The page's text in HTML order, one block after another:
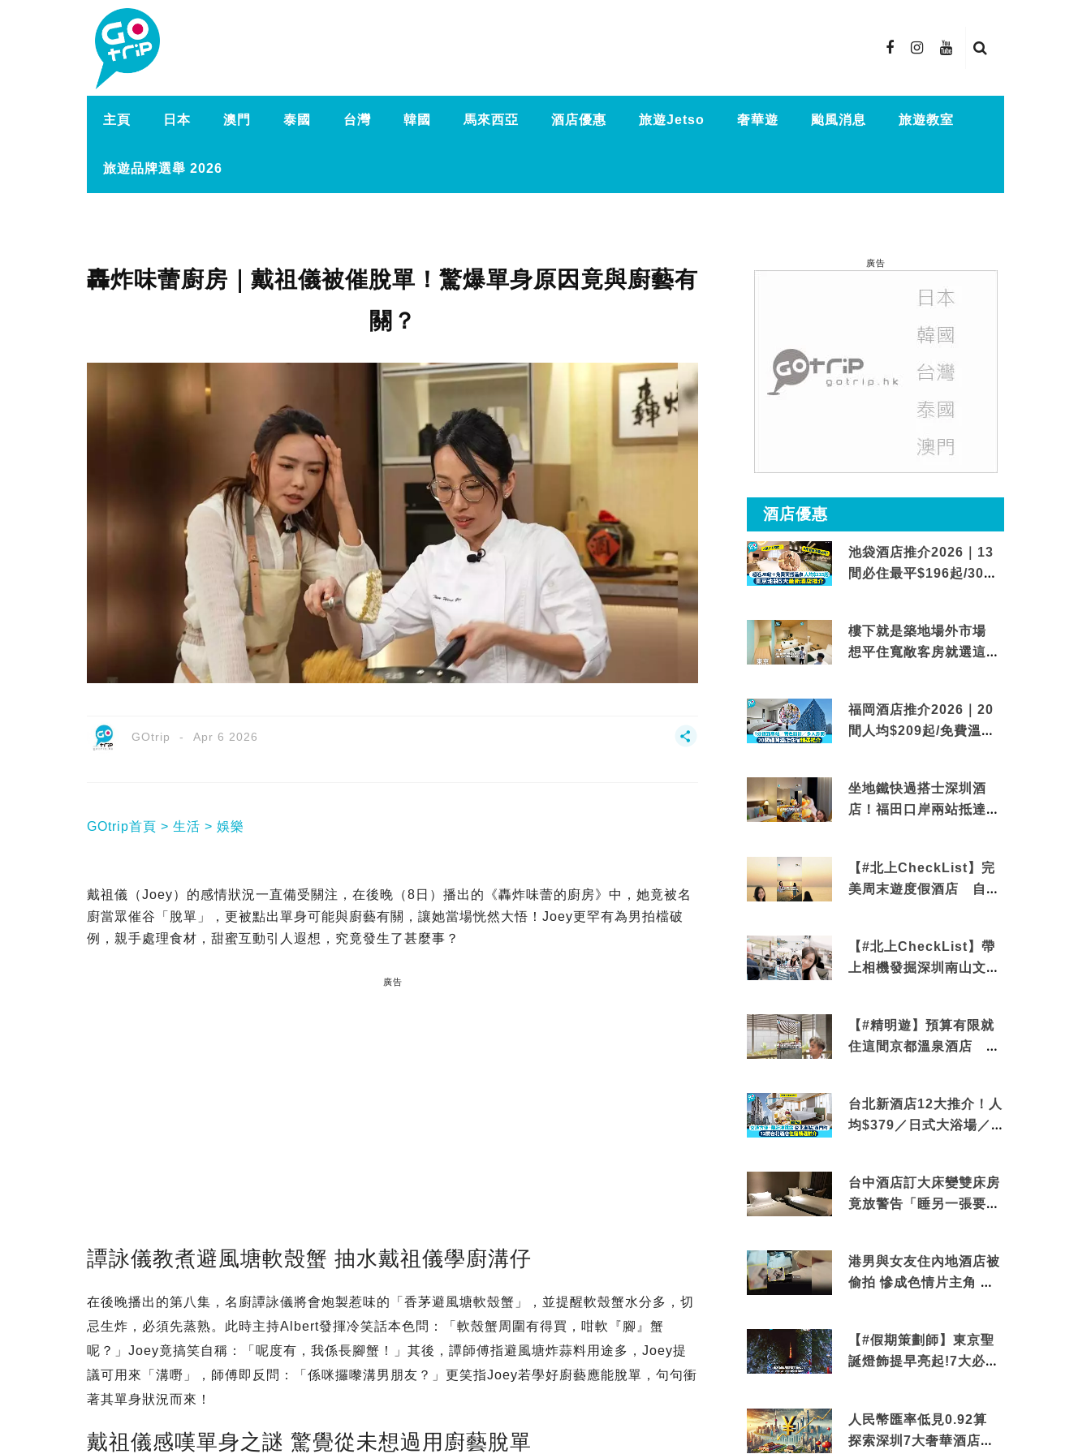
主頁 日本 澳門 泰國 台灣 韓國 馬來西亞 酒店優惠 旅遊Jetso 奢華遊 颱風消息 旅遊教室
旅遊品牌選舉 2026
轟炸味蕾廚房｜戴祖儀被催脫單！驚爆單身原因竟與廚藝有
關？
GOtrip Apr 6 2026
GOtrip首頁 生活 娛樂
戴祖儀（Joey）的感情狀況一直備受關注，在後晚（8日）播出的《轟炸味蕾的廚房》中，她竟被名
廚當眾催谷「脫單」，更被點出單身可能與廚藝有關，讓她當場恍然大悟！Joey更罕有為男拍檔破
例，親手處理食材，甜蜜互動引人遐想，究竟發生了甚麼事？
廣告
譚詠儀教煮避風塘軟殼蟹 抽水戴祖儀學廚溝仔
在後晚播出的第八集，名廚譚詠儀將會炮製惹味的「香茅避風塘軟殼蟹」，並提醒軟殼蟹水分多，切
忌生炸，必須先蒸熟。此時主持Albert發揮冷笑話本色問：「軟殼蟹周圍有得買，咁軟『腳』蟹
呢？」Joey竟搞笑自稱：「呢度有，我係長腳蟹！」其後，譚師傅指避風塘炸蒜料用途多，Joey提
議可用來「溝嘢」，師傅即反問：「係咪攞嚟溝男朋友？」更笑指Joey若學好廚藝應能脫單，句句衝
著其單身狀況而來！
戴祖儀感嘆單身之謎 驚覺從未想過用廚藝脫單
廣告
酒店優惠
池袋酒店推介2026｜13
間必住最平$196起/30秒
樓下就是築地場外市場
想平住寬敞客房就選這間
福岡酒店推介2026｜20
間人均$209起/免費溫泉/
坐地鐵快過搭士深圳酒
店！福田口岸兩站抵達
【#北上CheckList】完
美周末遊度假酒店 自帶
【#北上CheckList】帶
上相機發掘深圳南山文藝
【#精明遊】預算有限就
住這間京都溫泉酒店 車
台北新酒店12大推介！人
均$379／日式大浴場／1
台中酒店訂大床變雙床房
竟放警告「睡另一張要加
港男與女友住內地酒店被
偷拍 慘成色情片主角 鏡
【#假期策劃師】東京聖
誕燈飾提早亮起!7大必去
人民幣匯率低見0.92算
探索深圳7大奢華酒店體